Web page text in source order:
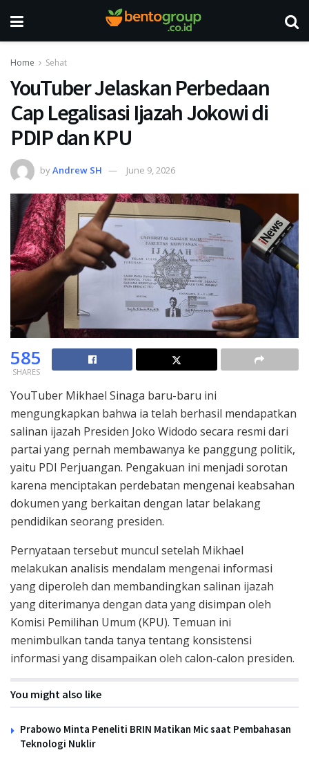
Home Sehat
YouTuber Jelaskan Perbedaan
Cap Legalisasi Ijazah Jokowi di
PDIP dan KPU
byAndrew SH June 9, 2026
585
SHARES
YouTuber Mikhael Sinaga baru-baru ini
mengungkapkan bahwa ia telah berhasil mendapatkan
salinan ijazah Presiden Joko Widodo secara resmi dari
partai yang pernah membawanya ke panggung politik,
yaitu PDI Perjuangan. Pengakuan ini menjadi sorotan
karena menciptakan perdebatan mengenai keabsahan
dokumen yang berkaitan dengan latar belakang
pendidikan seorang presiden.
Pernyataan tersebut muncul setelah Mikhael
melakukan analisis mendalam mengenai informasi
yang diperoleh dan membandingkan salinan ijazah
yang diterimanya dengan data yang disimpan oleh
Komisi Pemilihan Umum (KPU). Temuan ini
menimbulkan tanda tanya tentang konsistensi
informasi yang disampaikan oleh calon-calon presiden.
You might also like
Prabowo Minta Peneliti BRIN Matikan Mic saat Pembahasan
Teknologi Nuklir